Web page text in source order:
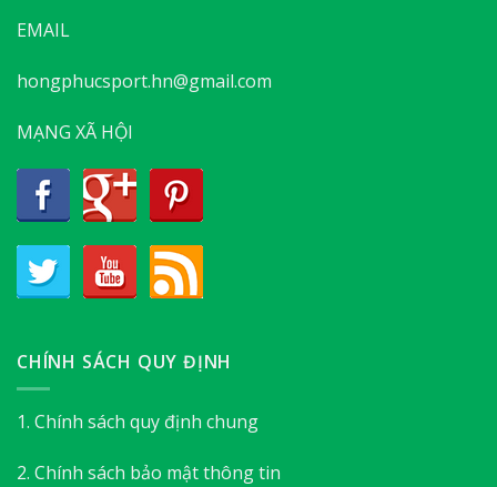
EMAIL
hongphucsport.hn@gmail.com
MẠNG XÃ HỘI
CHÍNH SÁCH QUY ĐỊNH
1. Chính sách quy định chung
2. Chính sách bảo mật thông tin